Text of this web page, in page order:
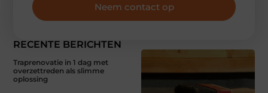
RECENTE BERICHTEN
Traprenovatie in 1 dag met
overzettreden als slimme
oplossing
Neem contact op